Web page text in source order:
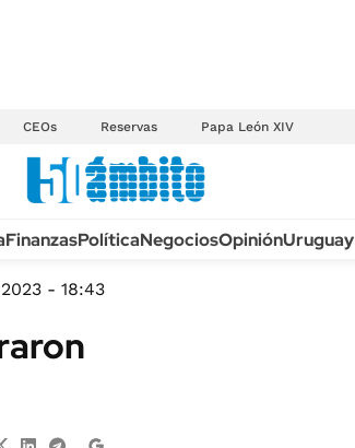
CEOs Reservas Papa León XIV
FinanzasPolíticaNegociosOpiniónUruguay
- 18:43